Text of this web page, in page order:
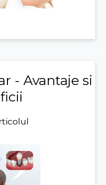
- Avantaje si